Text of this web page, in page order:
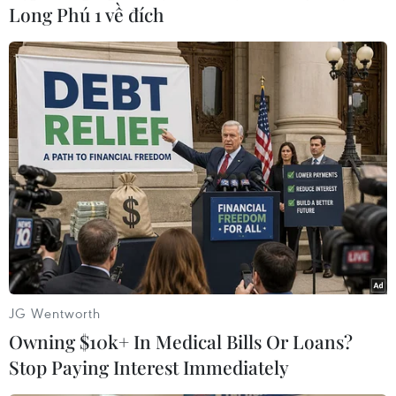
tham gia chữa cháy. Sau nhiều giờ khoanh vùng,
Long Phú 1 về đích
JG Wentworth
Owning $10k+ In Medical Bills Or Loans?
Stop Paying Interest Immediately